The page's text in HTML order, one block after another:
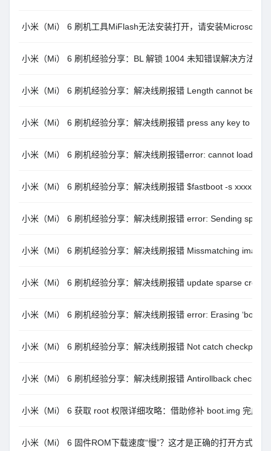
小米（Mi） 6 刷机工具MiFlash无法安装打开，请安装Microsoft
小米（Mi） 6 刷机经验分享：BL 解锁 1004 未知错误解决方法
小米（Mi） 6 刷机经验分享：解决线刷报错 Length cannot be
小米（Mi） 6 刷机经验分享：解决线刷报错 press any key to
小米（Mi） 6 刷机经验分享：解决线刷报错error: cannot load
小米（Mi） 6 刷机经验分享：解决线刷报错 $fastboot -s xxxx
小米（Mi） 6 刷机经验分享：解决线刷报错 error: Sending sparse
小米（Mi） 6 刷机经验分享：解决线刷报错 Missmatching image
小米（Mi） 6 刷机经验分享：解决线刷报错 update sparse crc list
小米（Mi） 6 刷机经验分享：解决线刷报错 error: Erasing
小米（Mi） 6 刷机经验分享：解决线刷报错 Not catch checkpoint
小米（Mi） 6 刷机经验分享：解决线刷报错 Antirollback check
小米（Mi） 6 获取 root 权限详细攻略：借助修补 boot.img 完成面
小米（Mi） 6 固件ROM下载速度“慢”？这才是正确的打开方式。